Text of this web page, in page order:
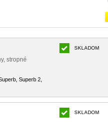
stropné
Superb 2,
SKLADOM
SKLADOM